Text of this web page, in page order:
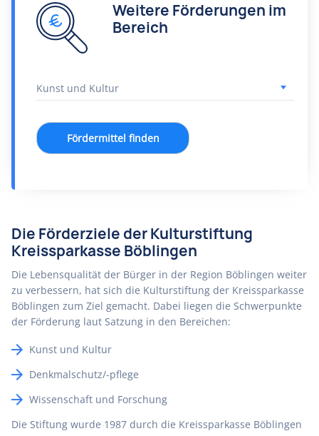
Weitere Förderungen im
Bereich
Fördermittel finden
Die Förderziele der Kulturstiftung
Kreissparkasse Böblingen
Die Lebensqualität der Bürger in der Region Böblingen weiter
zu verbessern, hat sich die Kulturstiftung der Kreissparkasse
Böblingen zum Ziel gemacht. Dabei liegen die Schwerpunkte
der Förderung laut Satzung in den Bereichen:
Kunst und Kultur
Denkmalschutz/-pflege
Wissenschaft und Forschung
Die Stiftung wurde 1987 durch die Kreissparkasse Böblingen